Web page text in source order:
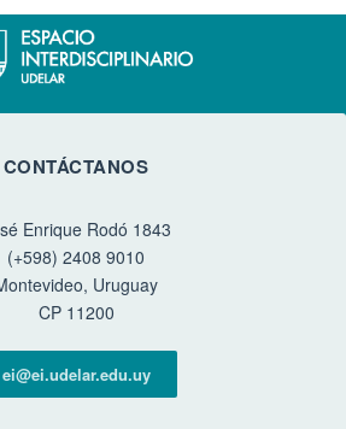
CONTÁCTANOS
Enrique Rodó 1843
(+598) 2408 9010
Uruguay
CP 11200
ei@ei.udelar.edu.uy